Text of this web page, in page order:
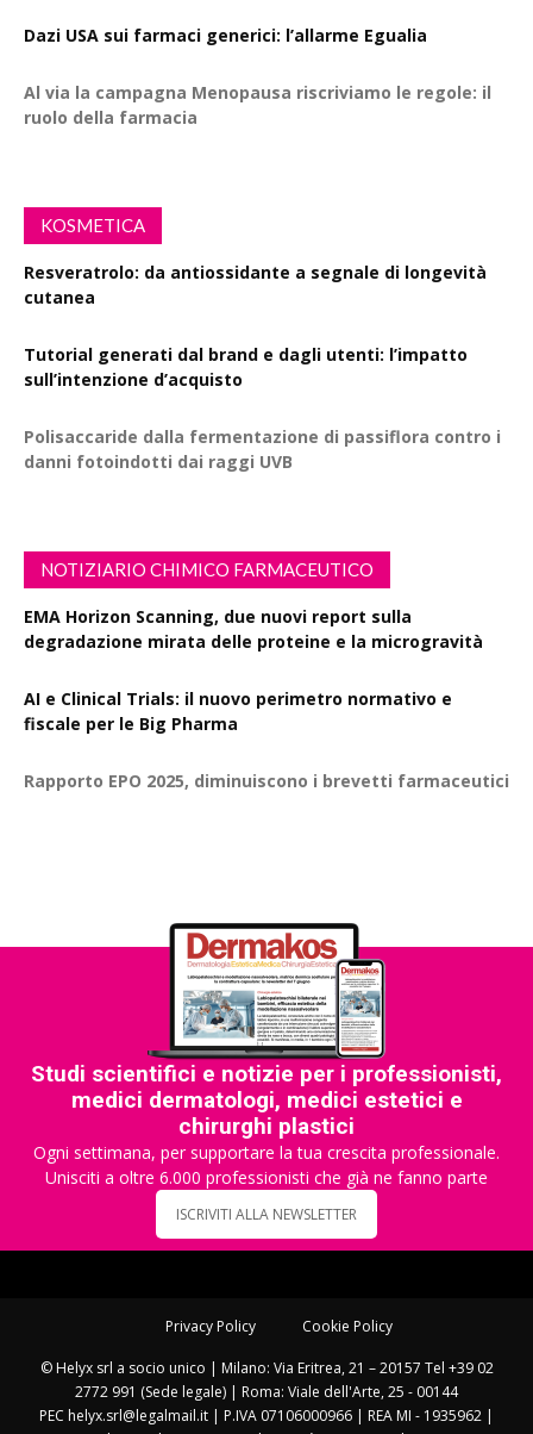
Dazi USA sui farmaci generici: l’allarme Egualia
Al via la campagna Menopausa riscriviamo le regole: il
ruolo della farmacia
KOSMETICA
Resveratrolo: da antiossidante a segnale di longevità
cutanea
Tutorial generati dal brand e dagli utenti: l’impatto
sull’intenzione d’acquisto
Polisaccaride dalla fermentazione di passiflora contro i
danni fotoindotti dai raggi UVB
NOTIZIARIO CHIMICO FARMACEUTICO
EMA Horizon Scanning, due nuovi report sulla
degradazione mirata delle proteine e la microgravità
AI e Clinical Trials: il nuovo perimetro normativo e
fiscale per le Big Pharma
Rapporto EPO 2025, diminuiscono i brevetti farmaceutici
Studi scientifici e notizie per i professionisti,
medici dermatologi, medici estetici e
chirurghi plastici
Ogni settimana, per supportare la tua crescita professionale.
Unisciti a oltre 6.000 professionisti che già ne fanno parte
ISCRIVITI ALLA NEWSLETTER
Privacy Policy Cookie Policy
© Helyx srl a socio unico | Milano: Via Eritrea, 21 – 20157 Tel +39 02
2772 991 (Sede legale) | Roma: Viale dell'Arte, 25 - 00144
PEC helyx.srl@legalmail.it | P.IVA 07106000966 | REA MI - 1935962 |